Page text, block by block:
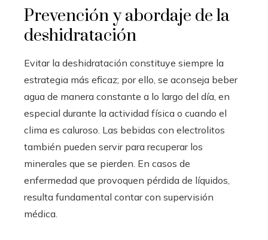
Prevención y abordaje de la
deshidratación
Evitar la deshidratación constituye siempre la
estrategia más eficaz; por ello, se aconseja beber
agua de manera constante a lo largo del día, en
especial durante la actividad física o cuando el
clima es caluroso. Las bebidas con electrolitos
también pueden servir para recuperar los
minerales que se pierden. En casos de
enfermedad que provoquen pérdida de líquidos,
resulta fundamental contar con supervisión
médica.